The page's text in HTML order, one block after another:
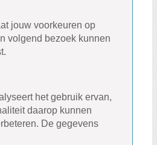
jouw voorkeuren op
volgend bezoek kunnen
het gebruik ervan,
daarop kunnen
De gegevens